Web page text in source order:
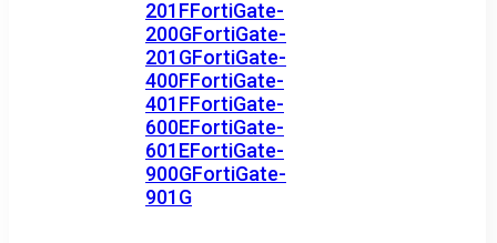
201FFortiGate-
200GFortiGate-
201GFortiGate-
400FFortiGate-
401FFortiGate-
600EFortiGate-
601EFortiGate-
900GFortiGate-
901G